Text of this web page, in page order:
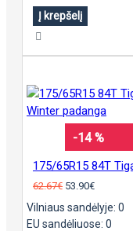
Į krepšelį
-14 %
62.67€ 53.90€
Vilniaus sandėlyje: 0
EU sandėliuose: 0